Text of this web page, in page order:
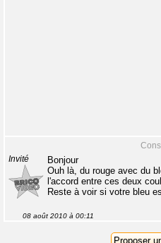
Invité
Bonjour
Ouh là, du rouge avec du
l'accord entre ces deux
Reste à voir si votre bleu
08 août 2010 à 00:11